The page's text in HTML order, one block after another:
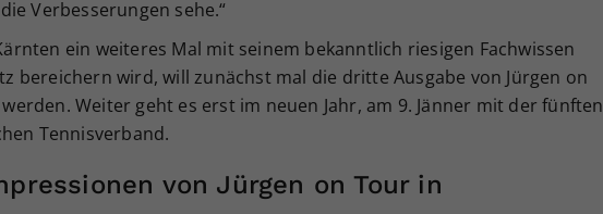
Verbesserungen sehe.“
ein weiteres Mal mit seinem bekanntlich riesigen Fachwissen
bereichern wird, will zunächst mal die dritte Ausgabe von Jürgen on
Weiter geht es erst im neuen Jahr, am 9. Jänner mit der fünften
Tennisverband.
von Jürgen on Tour in